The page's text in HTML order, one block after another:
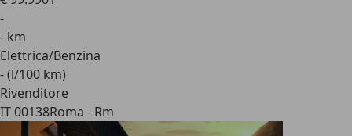
-
- km
Elettrica/Benzina
- (l/100 km)
Rivenditore
IT 00138Roma - Rm